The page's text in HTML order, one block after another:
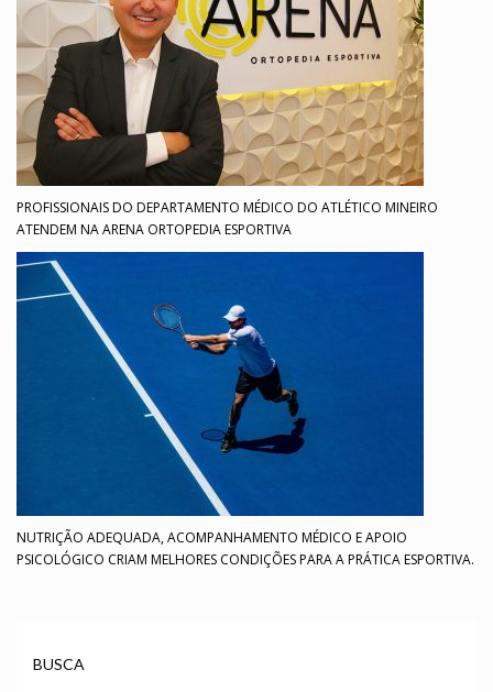
PROFISSIONAIS DO DEPARTAMENTO MÉDICO DO ATLÉTICO MINEIRO
ATENDEM NA ARENA ORTOPEDIA ESPORTIVA
NUTRIÇÃO ADEQUADA, ACOMPANHAMENTO MÉDICO E APOIO
PSICOLÓGICO CRIAM MELHORES CONDIÇÕES PARA A PRÁTICA ESPORTIVA.
BUSCA